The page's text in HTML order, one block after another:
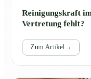
Reinigungskraft
Vertretung fehlt?
Zum Artikel→